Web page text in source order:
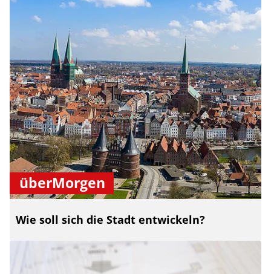
überMorgen
Wie soll sich die Stadt entwickeln?